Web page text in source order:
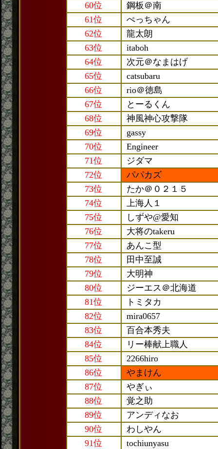
60位
鋼板＠南
61位
ぺっちゃん
62位
龍太朗
63位
itaboh
64位
次元＠なまはげ
65位
catsubaru
66位
rio＠徳島
67位
とーるくん
68位
神風神心攻撃隊
69位
gassy
70位
Engineer
71位
ジダマ
72位
パパカズ
73位
たか＠０２１５
74位
上海人１
75位
しずや@愛知
76位
大将のtakeru
77位
あんこ型
78位
田中至誠
79位
大明神
80位
ジーエス＠北海道
81位
トミタカ
82位
mira0657
83位
百合本秀夫
84位
リー棒献上職人
85位
2266hiro
86位
やまけん
87位
やぎぃ
88位
覚之助
89位
アンディなお
90位
わしやん
91位
tochiunyasu